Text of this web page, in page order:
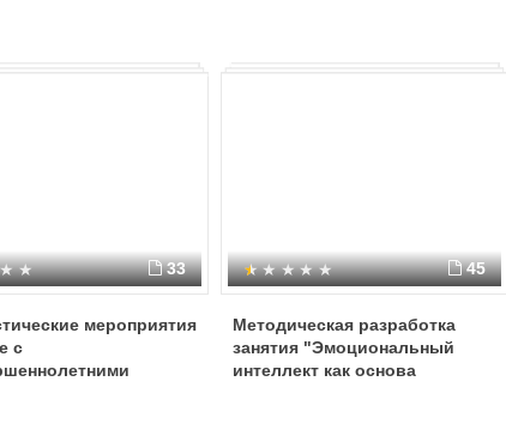
33
мероприятия
с
45
Методическая разработка
занятия "Эмоциональный
интеллект как основа